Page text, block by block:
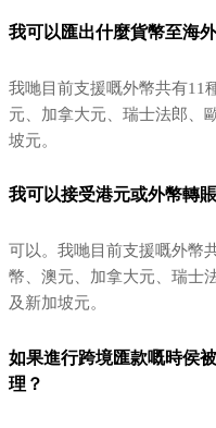
我可以匯出什麼貨幣至海
我哋目前支援嘅外幣共有11
元、加拿大元、瑞士法郎、
坡元。
我可以接受港元或外幣轉
可以。我哋目前支援嘅外幣
幣、澳元、加拿大元、瑞士
及新加坡元。
如果進行跨境匯款嘅時侯
理？